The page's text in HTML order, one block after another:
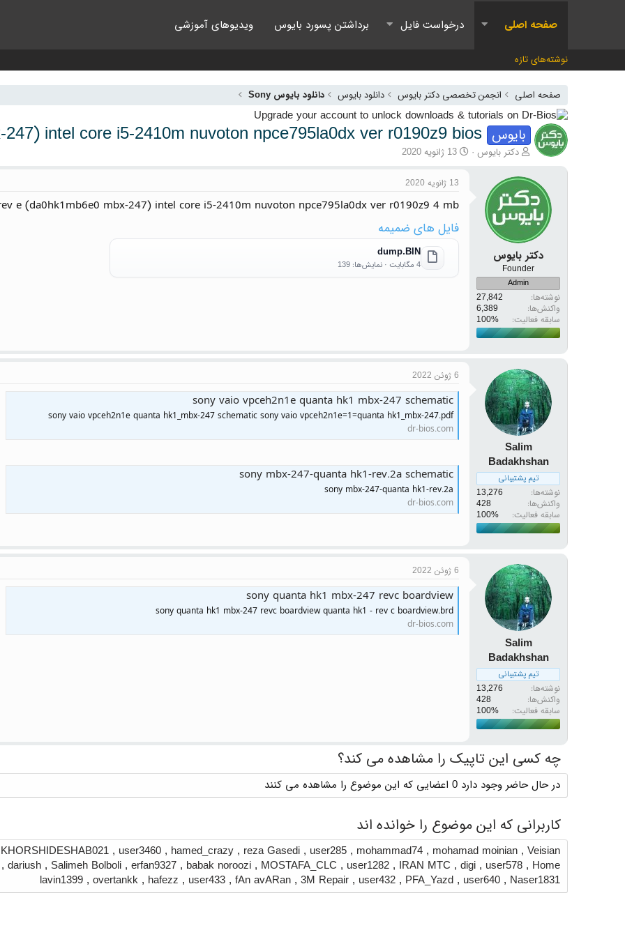
صفحه اصلی درخواست فایل برداشتن پسورد بایوس ویدیوهای آموزشی
نوشته‌های تازه
صفحه اصلی انجمن تخصصی دکتر بایوس دانلود بایوس دانلود بایوس Sony
بایوس mbx-247) intel core i5-2410m nuvoton npce795la0dx ver r0190z9 bios
آغازگر گفتمان
دکتر بایوس تاریخ شروع
13 ژانویه 2020
دکتر بایوس
Founder
Admin
نوشته‌ها
27,842
واکنش‌ها
6,389
سابقه فعالیت:
13 ژانویه 2020
e (da0hk1mb6e0 mbx-247) intel core i5-2410m nuvoton npce795la0dx ver r0190z9 4 mb
فایل های ضمیمه
dump.BIN
4 مگابایت · نمایش‌ها: 139
Salim
Badakhshan
تیم پشتیبانی
نوشته‌ها
13,276
واکنش‌ها
428
سابقه فعالیت:
6 ژوئن 2022
sony vaio vpceh2n1e quanta hk1 mbx-247 schematic
sony vaio vpceh2n1e quanta hk1_mbx-247 schematic sony vaio vpceh2n1e=1=quanta hk1_mbx-247.pdf
dr-bios.com
sony mbx-247-quanta hk1-rev.2a schematic
sony mbx-247-quanta hk1-rev.2a
dr-bios.com
Salim
Badakhshan
تیم پشتیبانی
نوشته‌ها
13,276
واکنش‌ها
428
سابقه فعالیت:
6 ژوئن 2022
sony quanta hk1 mbx-247 revc boardview
sony quanta hk1 mbx-247 revc boardview quanta hk1 - rev c boardview.brd
dr-bios.com
چه کسی این تاپیک را مشاهده می کند؟
در حال حاضر وجود دارد 0 اعضایی که این موضوع را مشاهده می کنند
کاربرانی که این موضوع را خوانده اند
Veisian
,
mohamad moinian
,
mohammad74
,
user285
,
reza Gasedi
,
hamed_crazy
,
user3460
,
KHORSHIDESHAB021
Home
,
user578
,
digi
,
IRAN MTC
,
user1282
,
MOSTAFA_CLC
,
babak noroozi
,
erfan9327
,
Salimeh Bolboli
,
dariush
,
Naser1831
,
user640
,
PFA_Yazd
,
user432
,
3M Repair
,
fAn avARan
,
user433
,
hafezz
,
overtankk
,
lavin1399